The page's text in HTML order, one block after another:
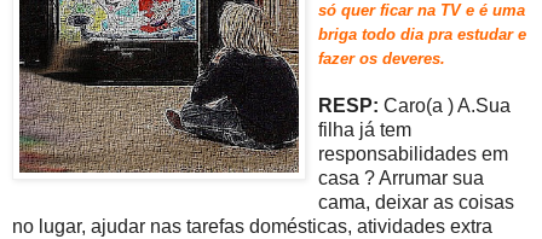
só quer ficar na TV e é uma
briga todo dia pra estudar e
fazer os deveres.
RESP: Caro(a ) A.Sua
filha já tem
responsabilidades em
casa ? Arrumar sua
cama, deixar as coisas
no lugar, ajudar nas tarefas domésticas, atividades extra